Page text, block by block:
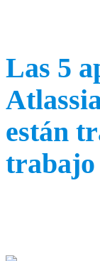
Las 5
están
trabajo